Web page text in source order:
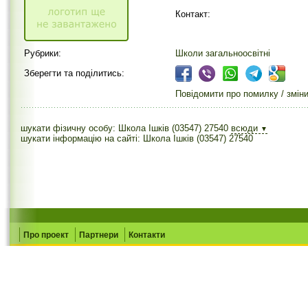
Контакт:
Рубрики:
Школи загальноосвітні
Зберегти та поділитись:
Повідомити про помилку / зміни
шукати фізичну особу: Школа Ішків (03547) 27540 всюди ▼
шукати інформацію на сайті: Школа Ішків (03547) 27540
Про проект Партнери Контакти